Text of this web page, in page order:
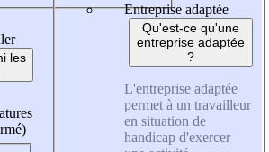
les
Entreprise adaptée
Qu'est-ce qu'une
entreprise adaptée
?
L'entreprise adaptée
permet à un travailleur
en situation de
handicap d'exercer